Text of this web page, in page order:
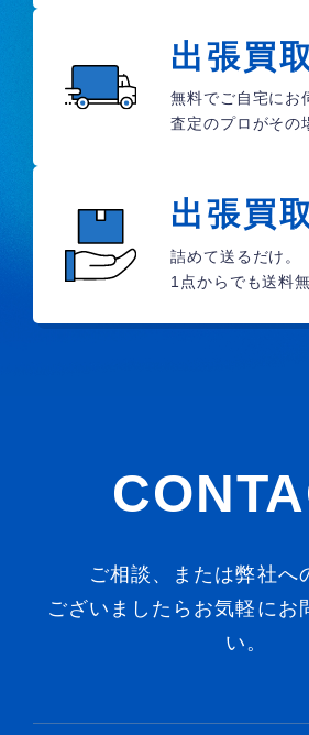
出張買取
無料でご自宅にお
査定のプロがその
出張買取
詰めて送るだけ。
1点からでも送料無
ご相談、または弊社へ
ございましたらお気軽にお
い。